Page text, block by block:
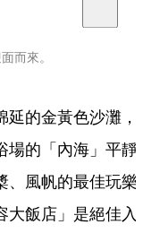
而來。
延的金黃色沙灘，
場的「內海」平靜
、風帆的最佳玩樂
大飯店」是絕佳入